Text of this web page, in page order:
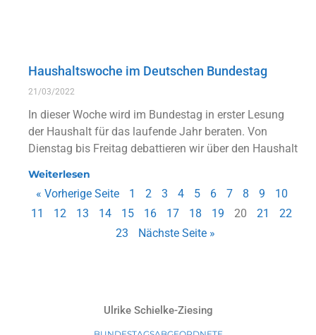
Haushaltswoche im Deutschen Bundestag
21/03/2022
In dieser Woche wird im Bundestag in erster Lesung
der Haushalt für das laufende Jahr beraten. Von
Dienstag bis Freitag debattieren wir über den Haushalt
Weiterlesen
« Vorherige Seite 1 2 3 4 5 6 7 8 9
10
11
12 13 14 15 16 17 18 19 20 21
22
23
Nächste Seite »
Ulrike Schielke-Ziesing